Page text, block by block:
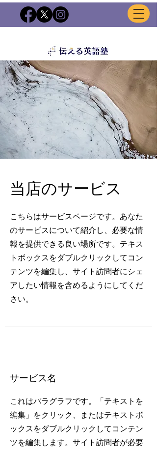
当店のサービス
こちらはサービスページです。あなた
のサービスについて紹介し、必要な情
報を提供できる良い場所です。テキス
トボックスをダブルクリックしてコン
テンツを編集し、サイト訪問者にシェ
アしたい情報を含めるようにしてくだ
さい。
サービス名
これはパラグラフです。「テキストを
編集」をクリック、またはテキストボ
ックスをダブルクリックしてコンテン
ツを編集します。サイト訪問者が必要